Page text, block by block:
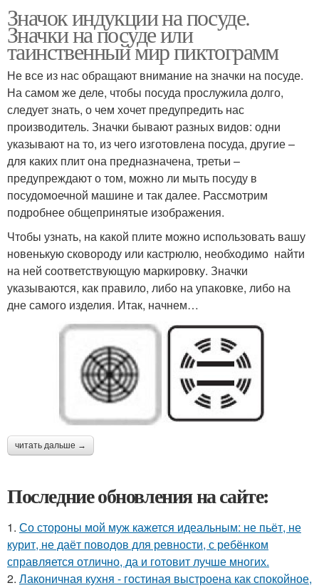
Значок индукции на посуде.
Значки на посуде или
таинственный мир пиктограмм
Не все из нас обращают внимание на значки на посуде.
На самом же деле, чтобы посуда прослужила долго,
следует знать, о чем хочет предупредить нас
производитель. Значки бывают разных видов: одни
указывают на то, из чего изготовлена посуда, другие –
для каких плит она предназначена, третьи –
предупреждают о том, можно ли мыть посуду в
посудомоечной машине и так далее. Рассмотрим
подробнее общепринятые изображения.
Чтобы узнать, на какой плите можно использовать вашу
новенькую сковороду или кастрюлю, необходимо найти
на ней соответствующую маркировку. Значки
указываются, как правило, либо на упаковке, либо на
дне самого изделия. Итак, начнем…
читать дальше →
Последние обновления на сайте:
1. Со стороны мой муж кажется идеальным: не пьёт, не
курит, не даёт поводов для ревности, с ребёнком
справляется отлично, да и готовит лучше многих.
2. Лаконичная кухня - гостиная выстроена как спокойное,